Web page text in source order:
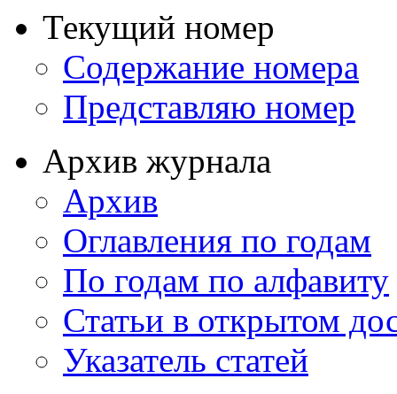
Текущий номер
Содержание номера
Представляю номер
Архив журнала
Архив
Оглавления по годам
По годам по алфавиту
Статьи в открытом
Указатель статей